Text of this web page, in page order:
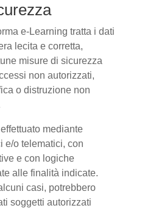
e-Learning tratta i dati
lecita e corretta,
misure di sicurezza
non autorizzati,
o distruzione non
mediante
e/o telematici, con
e con logiche
alle finalità indicate.
casi, potrebbero
soggetti autorizzati